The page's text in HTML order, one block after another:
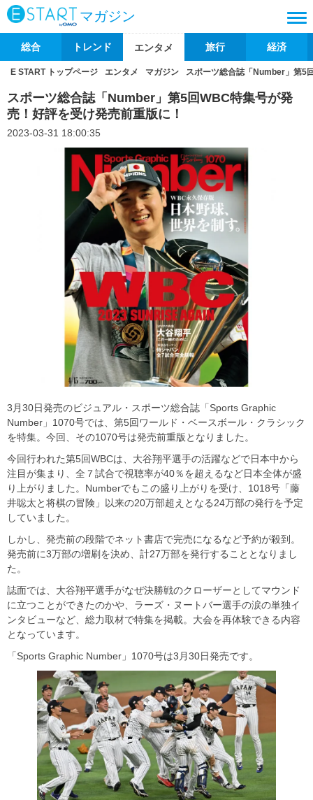
マガジン
総合 トレンド エンタメ 旅行 経済
E START トップページ エンタメ マガジン スポーツ総合誌「Number」第5
スポーツ総合誌「Number」第5回WBC特集号が発
売！好評を受け発売前重版に！
2023-03-31 18:00:35
3月30日発売のビジュアル・スポーツ総合誌「Sports Graphic
Number」1070号では、第5回ワールド・ベースボール・クラシック
を特集。今回、その1070号は発売前重版となりました。
今回行われた第5回WBCは、大谷翔平選手の活躍などで日本中から
注目が集まり、全７試合で視聴率が40％を超えるなど日本全体が盛
り上がりました。Numberでもこの盛り上がりを受け、1018号「藤
井聡太と将棋の冒険」以来の20万部超えとなる24万部の発行を予定
していました。
しかし、発売前の段階でネット書店で完売になるなど予約が殺到。
発売前に3万部の増刷を決め、計27万部を発行することとなりまし
た。
誌面では、大谷翔平選手がなぜ決勝戦のクローザーとしてマウンド
に立つことができたのかや、ラーズ・ヌートバー選手の涙の単独イ
ンタビューなど、総力取材で特集を掲載。大会を再体験できる内容
となっています。
「Sports Graphic Number」1070号は3月30日発売です。